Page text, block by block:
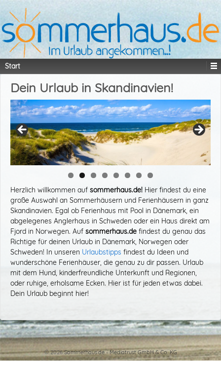
Start
Dein Urlaub in Skandinavien!
Herzlich willkommen auf sommerhaus.de! Hier findest du eine
große Auswahl an Sommerhäusern und Ferienhäusern in ganz
Skandinavien. Egal ob Ferienhaus mit Pool in Dänemark, ein
abgelegenes Anglerhaus in Schweden oder ein Haus direkt am
Fjord in Norwegen. Auf sommerhaus.de findest du genau das
Richtige für deinen Urlaub in Dänemark, Norwegen oder
Schweden! In unseren Urlaubstipps findest du Ideen und
wunderschöne Ferienhäuser, die genau zu dir passen. Urlaub
mit dem Hund, kinderfreundliche Unterkunft und Regionen,
oder ruhige, erholsame Ecken. Hier ist für jeden etwas dabei.
Dein Urlaub beginnt hier!
© 2026Sommerhaus.de - Mediatrust GmbH & Co. KG